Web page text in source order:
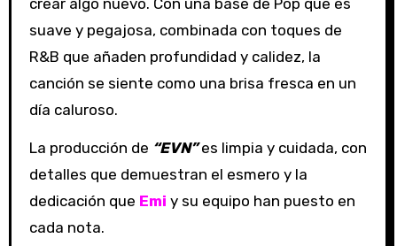
suave y pegajosa, combinada con toques de
R&B que añaden profundidad y calidez, la
canción se siente como una brisa fresca en un
día caluroso.
La producción de “EVN”es limpia y cuidada, con
detalles que demuestran el esmero y la
dedicación que Emi y su equipo han puesto en
cada nota.